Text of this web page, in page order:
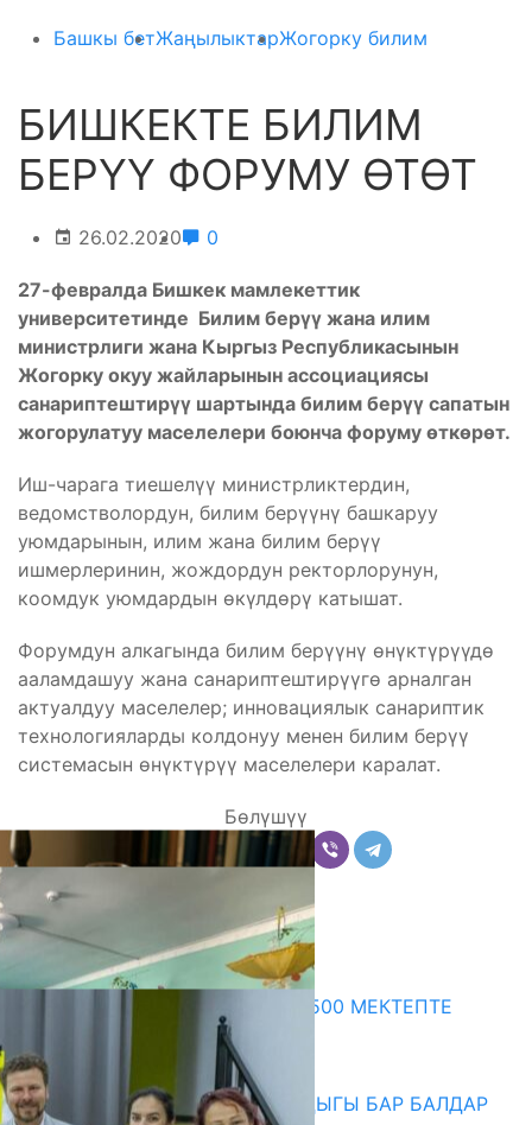
Башкы бетЖаңылыктарЖогорку билим
БИШКЕКТЕ БИЛИМ
БЕРҮҮ ФОРУМУ ӨТӨТ
26.02.2020 0
27-февралда Бишкек мамлекеттик
университетинде Билим берүү жана илим
министрлиги жана Кыргыз Республикасынын
Жогорку окуу жайларынын ассоциациясы
санариптештирүү шартында билим берүү сапатын
жогорулатуу маселелери боюнча форуму өткөрөт.
Иш-чарага тиешелүү министрликтердин,
ведомстволордун, билим берүүнү башкаруу
уюмдарынын, илим жана билим берүү
ишмерлеринин, жождордун ректорлорунун,
коомдук уюмдардын өкүлдөрү катышат.
Форумдун алкагында билим берүүнү өнүктүрүүдө
ааламдашуу жана санариптештирүүгө арналган
актуалдуу маселелер; инновациялык санариптик
технологияларды колдонуу менен билим берүү
системасын өнүктүрүү маселелери каралат.
Бөлүшүү
Комментарийлер
Акыркы жаңылыктар
ПРЕЗИДЕНТТИН ЖАРЛЫГЫ: 500 МЕКТЕПТЕ
ШАХМАТ ИЙРИМИ АЧЫЛАТ
06.08.2026
СҮЛҮКТҮ: ӨЗГӨЧӨ МУКТАЖДЫГЫ БАР БАЛДАР